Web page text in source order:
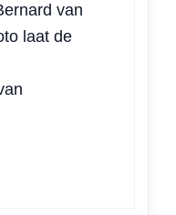
van
laat de